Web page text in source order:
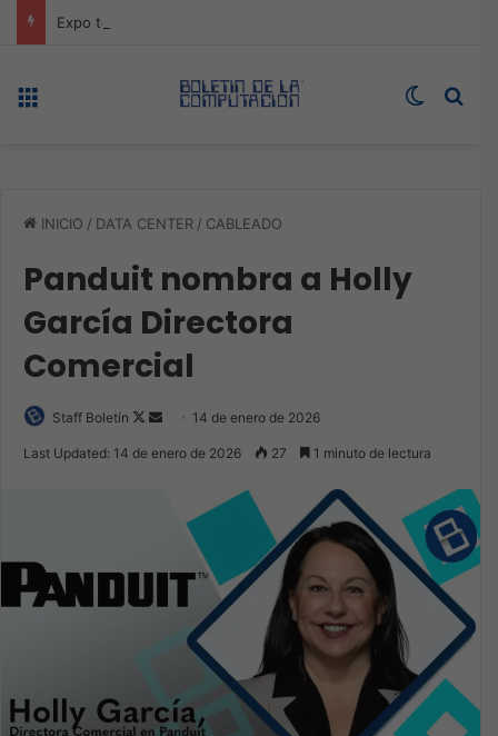
Switch
INICIO / DATA CENTER / CABLEADO
Panduit nombra a Holly
García Directora
Comercial
Staff Boletín
Follow
Send 14 de enero de 2026
Last Updated: 14 de enero de 2026 27 1 minuto de lectura